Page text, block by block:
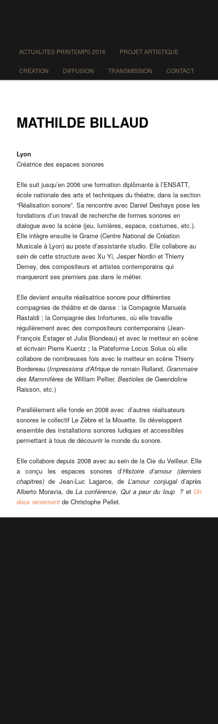
Skip to primary content
Skip to secondary content
ACTUALITES PRINTEMPS 2016 PROJET ARTISTIQUE
CRÉATION DIFFUSION TRANSMISSION CONTACT
MATHILDE BILLAUD
Lyon
Créatrice des espaces sonores
Elle suit jusqu’en 2006 une formation diplômante à l’ENSATT,
école nationale des arts et techniques du théatre, dans la section
“Réalisation sonore”. Sa rencontre avec Daniel Deshays pose les
fondations d’un travail de recherche de formes sonores en
dialogue avec la scène (jeu, lumières, espace, costumes, etc.).
Elle intègre ensuite le Grame (Centre National de Création
Musicale à Lyon) au poste d’assistante studio. Elle collabore au
sein de cette structure avec Xu Yi, Jesper Nordin et Thierry
Demey, des compositeurs et artistes contemporains qui
marqueront ses premiers pas dans le métier.
Elle devient ensuite réalisatrice sonore pour différentes
compagnies de théâtre et de danse : la Compagnie Manuela
Rastaldi ; la Compagnie des Infortunes, où elle travaille
régulièrement avec des compositeurs contemporains (Jean-
François Estager et Julia Blondeau) et avec le metteur en scène
et écrivain Pierre Kuentz ; la Plateforme Locus Solus où elle
collabore de nombreuses fois avec le metteur en scène Thierry
Bordereau (Impressions d’Afrique de romain Rolland,Grammaire
des Mammifères de William Pellier,Bestioles de Gwendoline
Raisson, etc.)
Parallèlement elle fonde en 2008 avec d’autres réalisateurs
sonores le collectif Le Zèbre et la Mouette. Ils développent
ensemble des installations sonores ludiques et accessibles
permettant à tous de découvrir le monde du sonore.
Elle collabore depuis 2008 avec au sein de la Cie du Veilleur. Elle
a conçu les espaces sonores d’Histoire d’amour (derniers
chapitres) de Jean-Luc Lagarce, deL’amour conjugald’après
Alberto Moravia, de La conférence, Qui a peur du loup ?et Un
doux reniement de Christophe Pellet.